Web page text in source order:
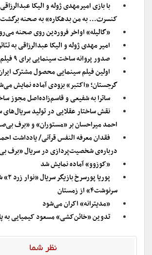
با بازی امیرمهدی ژوله و الیکا
کنسرت..‌. به من بدهکاره» به صحنه برگشت
«گالیله» اواخر فروردین روی صحنه
امیر مهدی ژوله و الیکا عبدالرزاقی به
صدور پروانه ساخت سینمایی برای ۹ فیلم‌نامه
اولین فیلم سینمایی محصول مشترک
گرجستان؛ «اکتبر» بزودی آماده نمایش
ساترا به شفیعی و قاسم‌زاده‌اصل مجوز
نقش ساختار عقلایی در تولید
احمد میراحسان بر «مستوران» و «برف
فقدان معرفه النفس قرآنی/ یادداشت
درباره‌ی شخصیت‌پردازی در سریال «برف
«کوزوو» آماده نمایش شد
پوریا
سرنوشت۴» از زمستان
«مدیترانه» اکران می‌شود
تدوین «خائن‌کشی» مسعود کیمیایی به
نظر شما